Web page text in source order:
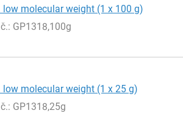
low molecular weight (1 x 100 g)
: GP1318,100g
low molecular weight (1 x 25 g)
: GP1318,25g